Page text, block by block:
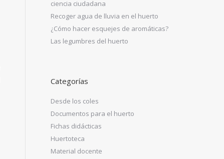
ciencia ciudadana
Recoger agua de lluvia en el huerto
¿Cómo hacer esquejes de aromáticas?
Las legumbres del huerto
Categorías
Desde los coles
Documentos para el huerto
Fichas didácticas
Huertoteca
Material docente